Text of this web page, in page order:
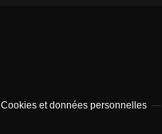
Cookies et données personnelles